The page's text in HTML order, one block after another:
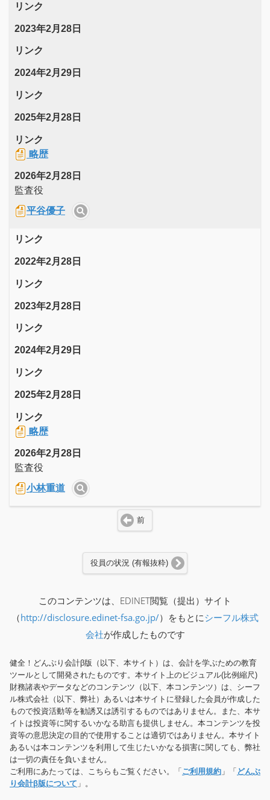
リンク
2023年2月28日
リンク
2024年2月29日
リンク
2025年2月28日
リンク
略歴
2026年2月28日
監査役
平谷優子
リンク
2022年2月28日
リンク
2023年2月28日
リンク
2024年2月29日
リンク
2025年2月28日
リンク
略歴
2026年2月28日
監査役
小林重道
前
役員の状況 (有報抜粋)
このコンテンツは、EDINET閲覧（提出）サイト
（http://disclosure.edinet-fsa.go.jp/）をもとにシーフル株式
会社が作成したものです
健全！どんぶり会計β版（以下、本サイト）は、会計を学ぶための教育
ツールとして開発されたものです。本サイト上のビジュアル(比例縮尺)
財務諸表やデータなどのコンテンツ（以下、本コンテンツ）は、シーフ
ル株式会社（以下、弊社）あるいは本サイトに登録した会員が作成した
もので投資活動等を勧誘又は誘引するものではありません。また、本サ
イトは投資等に関するいかなる助言も提供しません。本コンテンツを投
資等の意思決定の目的で使用することは適切ではありません。本サイト
あるいは本コンテンツを利用して生じたいかなる損害に関しても、弊社
は一切の責任を負いません。
ご利用にあたっては、こちらもご覧ください。「 ご利用規約 」「 どんぶ
り会計β版について 」。